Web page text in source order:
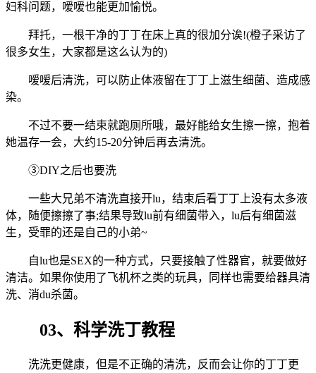
妇科问题，嗳嗳也能更加愉悦。
拜托，一根干净的丁丁在床上真的很加分诶!(橙子采访了
很多女生，大家都是这么认为的)
嗳嗳后清洗，可以防止体液留在丁丁上滋生细菌、造成感
染。
不过不要一结束就跑厕所哦，最好能给女生擦一擦，抱着
她温存一会，大约15-20分钟后再去清洗。
③DIY之后也要洗
一些大兄弟不清洗直接开lu，结束后看丁丁上没有太多液
体，随便擦擦了事;结果导致lu前有细菌带入，lu后有细菌滋
生，受罪的还是自己的小弟~
自lu也是SEX的一种方式，只要接触了性器官，就要做好
清洁。如果你使用了飞机杯之类的玩具，同样也需要给器具清
洗、消du杀菌。
03、科学洗丁教程
洗洗更健康，但是不正确的清洗，反而会让你的丁丁更